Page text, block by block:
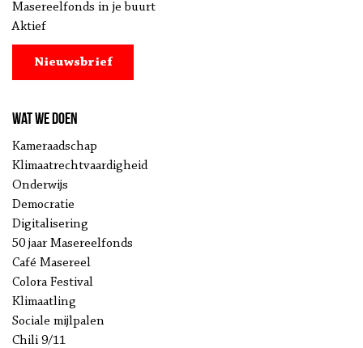
Masereelfonds in je buurt
Aktief
Nieuwsbrief
Wat we doen
Kameraadschap
Klimaatrechtvaardigheid
Onderwijs
Democratie
Digitalisering
50 jaar Masereelfonds
Café Masereel
Colora Festival
Klimaatling
Sociale mijlpalen
Chili 9/11